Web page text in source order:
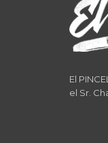
El
el Sr.